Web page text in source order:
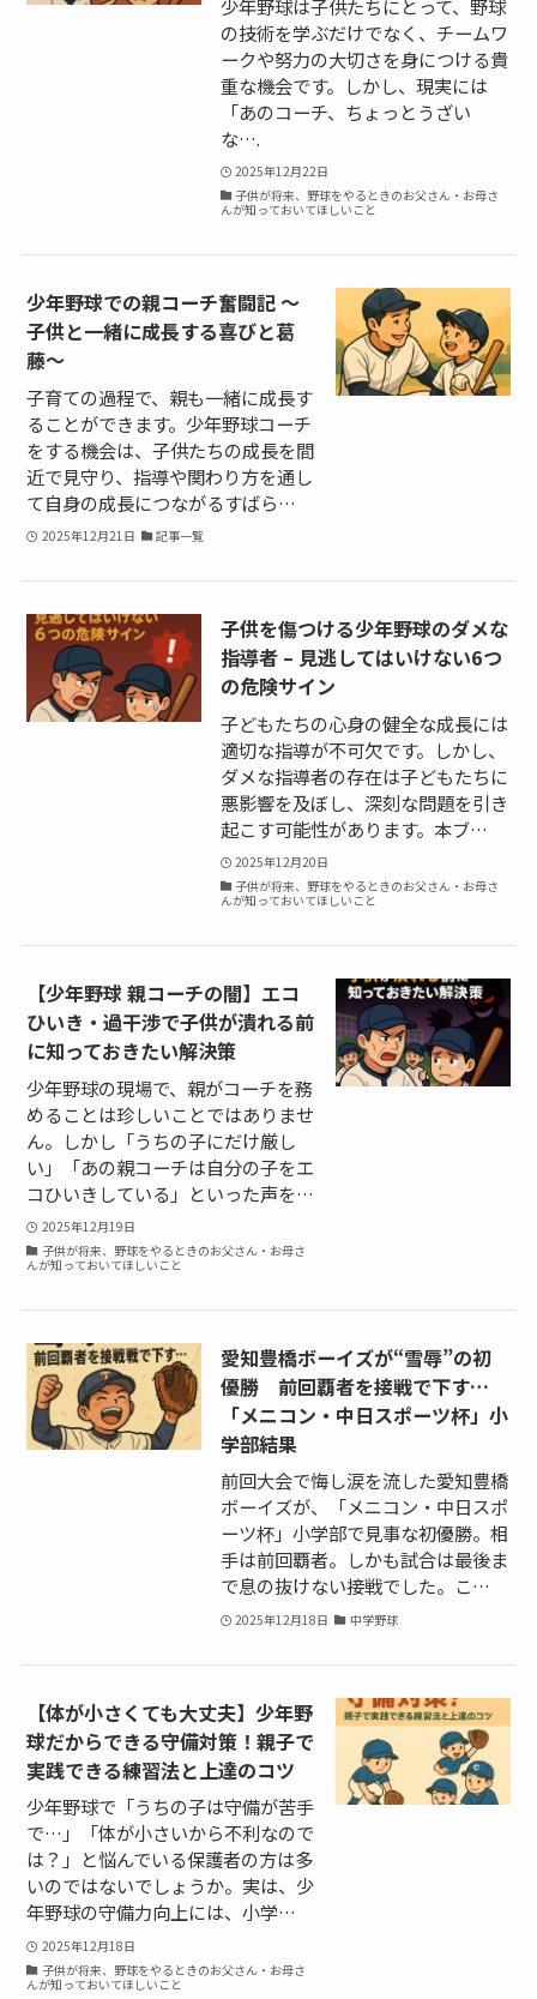
少年野球は子供たちにとって、野球
の技術を学ぶだけでなく、チームワ
ークや努力の大切さを身につける貴
重な機会です。しかし、現実には
「あのコーチ、ちょっとうざい
な….
2025年12月22日
子供が将来、野球をやるときのお父さん・お母さ
んが知っておいてほしいこと
少年野球での親コーチ奮闘記 〜
子供と一緒に成長する喜びと葛
藤〜
子育ての過程で、親も一緒に成長す
ることができます。少年野球コーチ
をする機会は、子供たちの成長を間
近で見守り、指導や関わり方を通し
て自身の成長につながるすばら…
2025年12月21日 記事一覧
子供を傷つける少年野球のダメな
指導者 – 見逃してはいけない6つ
の危険サイン
子どもたちの心身の健全な成長には
適切な指導が不可欠です。しかし、
ダメな指導者の存在は子どもたちに
悪影響を及ぼし、深刻な問題を引き
起こす可能性があります。本ブ…
2025年12月20日
子供が将来、野球をやるときのお父さん・お母さ
んが知っておいてほしいこと
【少年野球 親コーチの闇】エコ
ひいき・過干渉で子供が潰れる前
に知っておきたい解決策
少年野球の現場で、親がコーチを務
めることは珍しいことではありませ
ん。しかし「うちの子にだけ厳し
い」「あの親コーチは自分の子をエ
コひいきしている」といった声を…
2025年12月19日
子供が将来、野球をやるときのお父さん・お母さ
んが知っておいてほしいこと
愛知豊橋ボーイズが“雪辱”の初
優勝 前回覇者を接戦で下す…
「メニコン・中日スポーツ杯」小
学部結果
前回大会で悔し涙を流した愛知豊橋
ボーイズが、「メニコン・中日スポ
ーツ杯」小学部で見事な初優勝。相
手は前回覇者。しかも試合は最後ま
で息の抜けない接戦でした。こ…
2025年12月18日 中学野球
【体が小さくても大丈夫】少年野
球だからできる守備対策！親子で
実践できる練習法と上達のコツ
少年野球で「うちの子は守備が苦手
で…」「体が小さいから不利なので
は？」と悩んでいる保護者の方は多
いのではないでしょうか。実は、少
年野球の守備力向上には、小学…
2025年12月18日
子供が将来、野球をやるときのお父さん・お母さ
んが知っておいてほしいこと